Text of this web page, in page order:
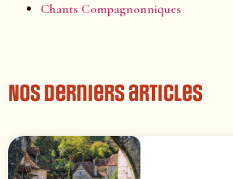
Chants Compagnonniques
Nos derniers articles